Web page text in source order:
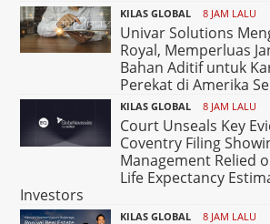
KILAS GLOBAL 8 JAM LALU
Univar Solutions
Royal, Memperluas
Bahan Aditif untuk
Perekat di Amerika
KILAS GLOBAL 8 JAM LALU
Court Unseals Key
Coventry Filing
Management Relied
Life Expectancy
Investors
KILAS GLOBAL 8 JAM LALU